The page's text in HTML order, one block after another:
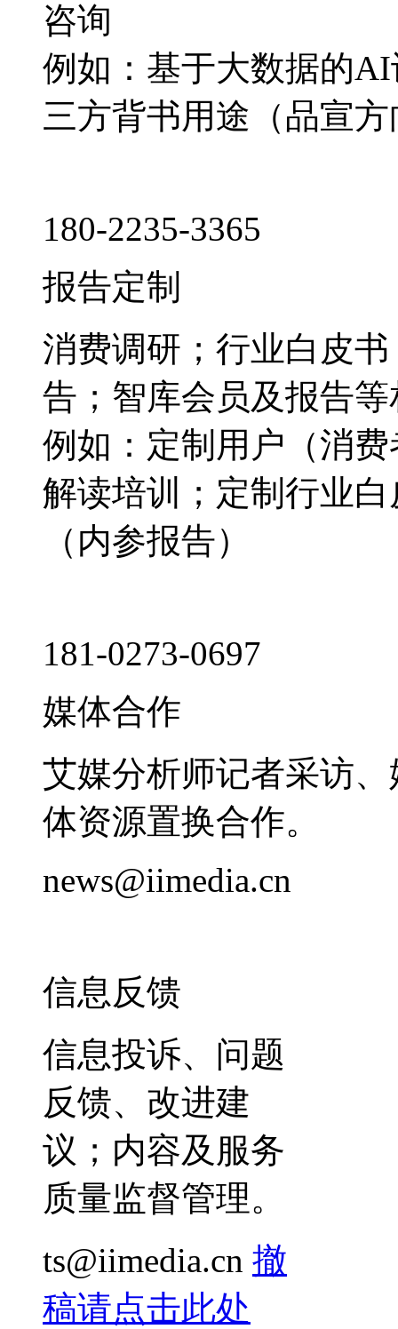
咨询
例如：基于大数据的
三方背书用途（品宣
180-2235-3365
报告定制
消费调研；行业白皮
告；智库会员及报告
例如：定制用户（消
解读培训；定制行业
（内参报告）
181-0273-0697
媒体合作
艾媒分析师记者采访
体资源置换合作。
news@iimedia.cn
信息反馈
信息投诉、问题
反馈、改进建
议；内容及服务
质量监督管理。
ts@iimedia.cn 撤
稿请点击此处